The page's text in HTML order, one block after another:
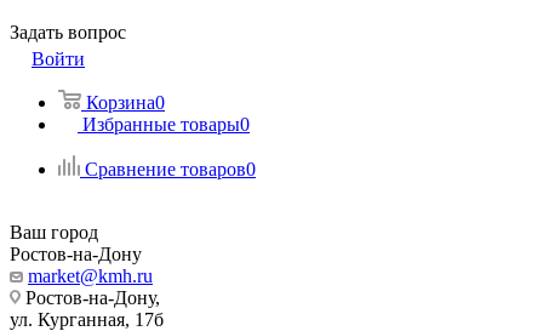
Задать вопрос
Войти
Корзина0
Избранные товары0
Сравнение товаров0
Ваш город
Ростов-на-Дону
market@kmh.ru
Ростов-на-Дону,
ул. Курганная, 17б